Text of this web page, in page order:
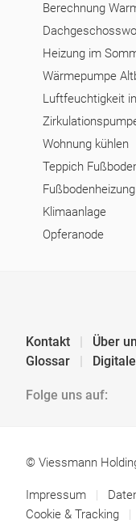
Berechnung
Heizung im
Wärmepumpe
Luftfeuchtigkeit
Wohnung kühlen
Teppich
Klimaanlage
Opferanode
Kontakt Über
Glossar
Folge uns auf:
© Viessmann
Impressum
Cookie & Tracking